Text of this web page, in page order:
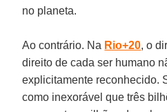
no planeta.
Ao contrário. Na Rio+20, o
direito de cada ser humano
explicitamente reconhecido.
como inexorável que três